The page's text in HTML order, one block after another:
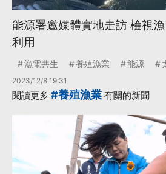
能源署邀媒體實地走訪 檢視
利用
漁電共生 養殖漁業 能源
2023/12/8 19:31
閱讀更多 #養殖漁業 有關的新聞